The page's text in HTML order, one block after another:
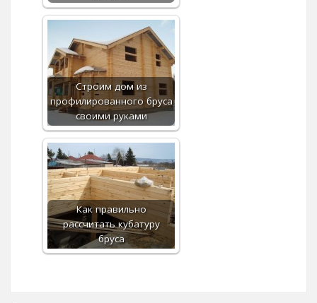
Строим дом из
профилированного бруса
своими руками
Как правильно
рассчитать кубатуру
бруса